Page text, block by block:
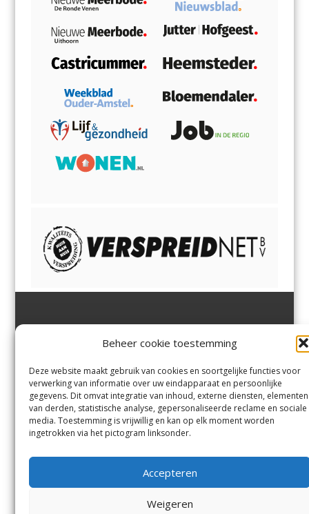
Beheer cookie toestemming
Deze website maakt gebruik van cookies en soortgelijke functies voor
verwerking van informatie over uw eindapparaat en persoonlijke
gegevens. Dit omvat integratie van inhoud, externe diensten, elementen
van derden, statistische analyse, gepersonaliseerde reclame en sociale
media. Toestemming is vrijwillig en kan op elk moment worden
ingetrokken via het pictogram linksonder.
Accepteren
Weigeren
Margadantstraat 34
0255-533900
info@jutter.nlofinfo@hofgee
st.nl
Velserbroek,Velsen-Zuid,
Zuid,Driehuisen
Spaarnwoude.
Contact
Andere uitgaven
Voorwaarden